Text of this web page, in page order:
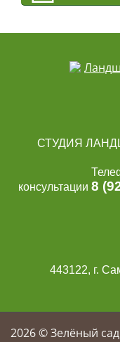
СТУДИЯ
консультации 8
443122, г.
2026© Зелёный